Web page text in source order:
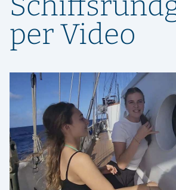
per Video